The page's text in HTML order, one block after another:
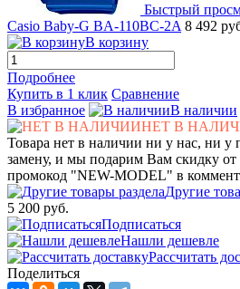
Быстрый
Casio Baby-G BA-110BC-2A 8 492
В корзину
Подробнее
Купить в 1 клик Сравнение
В избранное
В наличии
НЕТ В
Товара нет в наличии ни у нас, ни у
замену, и мы подарим Вам скидку от
промокод "NEW-MODEL" в
Другие
5 200 руб.
Подписаться
Нашли дешевле
Рассчитать
Поделиться